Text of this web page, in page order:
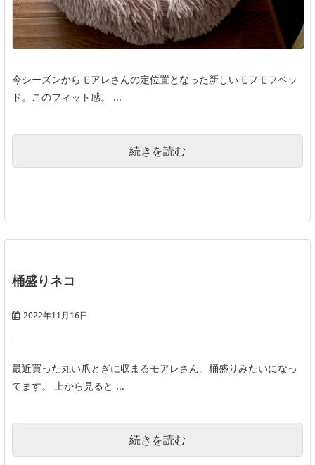
今シーズンからモアレさんの定位置となった新しいモフモフベッ
ド。このフィット感。 ...
続きを読む
桶盛りネコ
2022年11月16日
最近買った丸い爪とぎに収まるモアレさん。桶盛りみたいになっ
てます。 上から見ると ...
続きを読む